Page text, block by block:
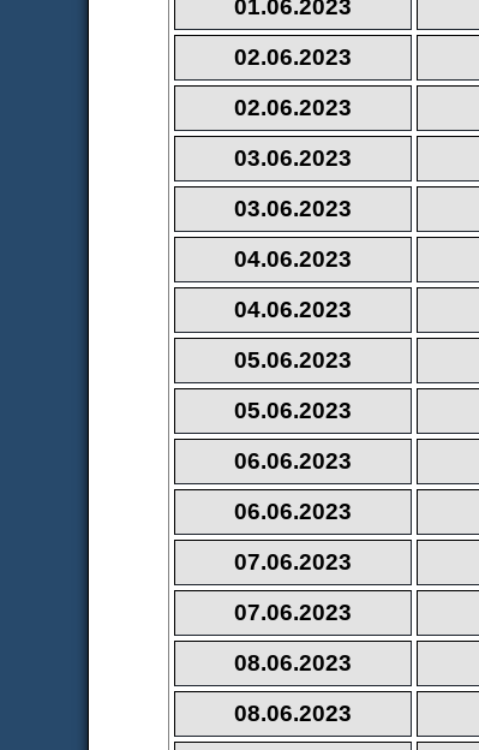
01.06.2023
02.06.2023
02.06.2023
03.06.2023
03.06.2023
04.06.2023
04.06.2023
05.06.2023
05.06.2023
06.06.2023
06.06.2023
07.06.2023
07.06.2023
08.06.2023
08.06.2023